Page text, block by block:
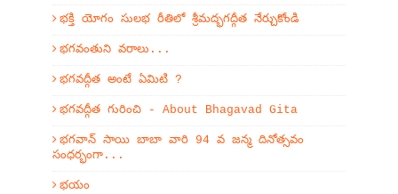
భక్తి యోగం సులభ రీతిలో శ్రీమద్భగద్గీత నేర్చుకోండి
భగవంతుని వరాలు...
భగవద్గీత అంటే ఏమిటి ?
భగవద్గీత గురించి - About Bhagavad Gita
భగవాన్ సాయి బాబా వారి 94 వ జన్మ దినోత్సవం
సంధర్భంగా...
భయం